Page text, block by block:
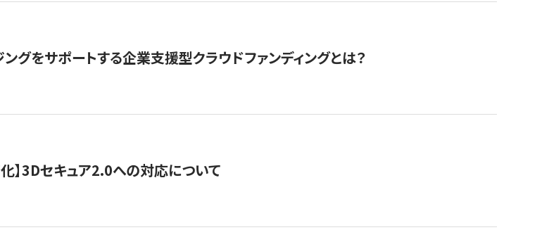
グをサポートする企業支援型クラウドファンディングとは？
】3Dセキュア2.0への対応について